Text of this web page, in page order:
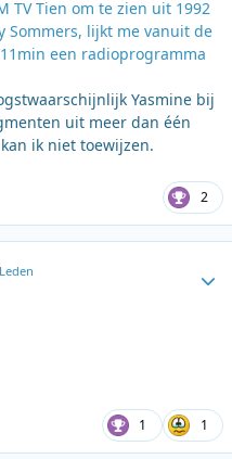
TV Tien om te zien uit 1992
Sommers, lijkt me vanuit de
een radioprogramma
Yasmine bij
uit meer dan één
ik niet toewijzen.
2
Leden
1 1